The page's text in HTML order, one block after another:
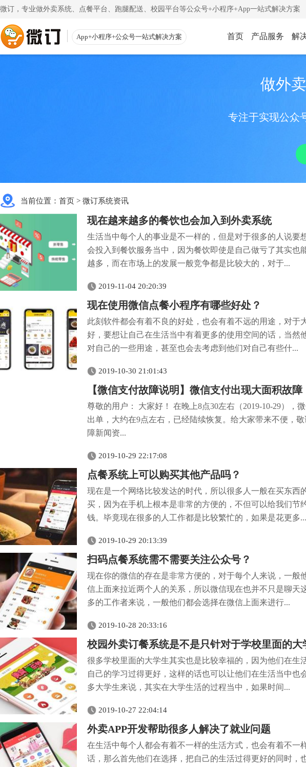
微订，专业做外卖系统、点餐平台、跑腿配送、校园平台等公众号+小程序+App一站式解决方案
App+小程序+公众号一站式解决方案 首页 产品服务 解
一键生成小程序
一步一步视频讲解
帮助中心
手机端的管理客户端
店铺收银管家
粉丝交流沟通工具
做外
专注于实现公众
当前位置： 首页 > 微订系统资讯
现在越来越多的餐饮也会加入到外卖系统
生活当中每个人的事业是不一样的，但是对于很多的人说
会投入到餐饮服务当中，因为餐饮即使是自己做亏了其实
越多，而在市场上的发展一般竞争都是比较大的，对于...
2019-11-04 20:20:39
现在使用微信点餐小程序有哪些好处？
此刻软件都会有着不良的好处，也会有着不远的用途，对于
好，要想让自己在生活当中有着更多的使用空间的话，当然
对自己的一些用途，甚至也会去考虑到他们对自己有些什...
2019-10-30 21:01:43
【微信支付故障说明】微信支付出现大面积故
尊敬的用户： 大家好！ 在晚上8点30左右（2019-10-29），
出单，大约在9点左右，已经陆续恢复。给大家带来不便，
障新闻资...
2019-10-29 22:17:08
点餐系统上可以购买其他产品吗？
现在是一个网络比较发达的时代，所以很多人一般在买东西
买，因为在手机上根本是非常的方便的，不但可以给我们节
钱。毕竟现在很多的人工作都是比较繁忙的，如果是花更多...
2019-10-29 20:13:39
扫码点餐系统需不需要关注公众号？
现在你的微信的存在是非常方便的，对于每个人来说，一般
信上面来拉近两个人的关系，所以微信现在也并不只是聊天
多的工作者来说，一般他们都会选择在微信上面来进行...
2019-10-28 20:33:16
校园外卖订餐系统是不是只针对于学校里面的大
很多学校里面的大学生其实也是比较幸福的，因为他们在
自己的学习过得更好，这样的话也可以让他们在生活当中
多大学生来说，其实在大学生活的过程当中，如果时间...
2019-10-27 22:04:14
外卖APP开发帮助很多人解决了就业问题
在生活中每个人都会有着不一样的生活方式，也会有着不一
话，那么首先他们在选择，把自己的生活过得更好的同时